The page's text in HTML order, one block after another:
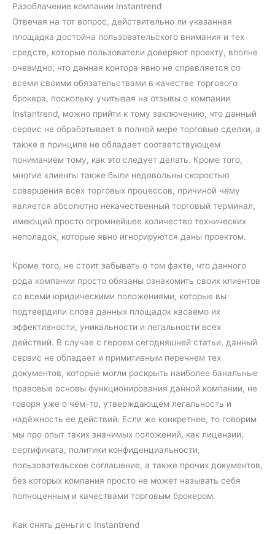
Разоблачение компании Instantrend
Отвечая на тот вопрос, действительно ли указанная
площадка достойна пользовательского внимания и тех
средств, которые пользователи доверяют проекту, вполне
очевидно, что данная контора явно не справляется со
всеми своими обязательствами в качестве торгового
брокера, поскольку учитывая на отзывы о компании
Instantrend, можно прийти к тому заключению, что данный
сервис не обрабатывает в полной мере торговые сделки, а
также в принципе не обладает соответствующем
пониманием тому, как это следует делать. Кроме того,
многие клиенты также были недовольны скоростью
совершения всех торговых процессов, причиной чему
является абсолютно некачественный торговый терминал,
имеющий просто огромнейшее количество технических
неполадок, которые явно игнорируются даны проектом.
Кроме того, не стоит забывать о том факте, что данного
рода компании просто обязаны ознакомить своих клиентов
со всеми юридическими положениями, которые вы
подтвердили слова данных площадок касаемо их
эффективности, уникальности и легальности всех
действий. В случае с героем сегодняшней статьи, данный
сервис не обладает и примитивным перечнем тех
документов, которые могли раскрыть наиболее банальные
правовые основы функционирования данной компании, не
говоря уже о чём-то, утверждающем легальность и
надёжность ее действий. Если же конкретнее, то говорим
мы про опыт таких значимых положений, как лицензии,
сертификата, политики конфиденциальности,
пользовательское соглашение, а также прочих документов,
без которых компания просто не может называть себя
полноценным и качествами торговым брокером.
Как снять деньги с Instantrend